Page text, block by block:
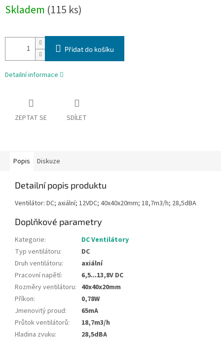
cena:
Skladem (115 ks)
Přidat do košíku
Detailní informace
ZEPTAT SE SDÍLET
Popis Diskuze
Detailní popis produktu
Ventilátor: DC; axiální; 12VDC; 40x40x20mm; 18,7m3/h; 28,5dBA
Doplňkové parametry
Kategorie:
DC Ventilátory
Typ ventilátoru:
DC
Druh ventilátoru:
axiální
Pracovní napětí:
6,5...13,8V DC
Rozměry ventilátoru: 40x40x20mm
Příkon:
0,78W
Jmenovitý proud:
65mA
Průtok ventilátorů:
18,7m3/h
Hladina zvuku:
28,5dBA